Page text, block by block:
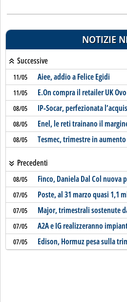
NOTIZIE
Successive
11/05 Aiee, addio a Felice Egidi
11/05 E.On compra il retailer UK Ovo
08/05 IP-Socar, perfezionata
08/05 Enel, le reti trainano il
08/05 Tesmec, trimestre in aumento
Precedenti
08/05 Finco, Daniela Dal Col nuova
07/05 Poste, al 31 marzo quasi 1,1
07/05 Major, trimestrali sostenute
07/05 A2A e IG realizzeranno
07/05 Edison, Hormuz pesa sulla